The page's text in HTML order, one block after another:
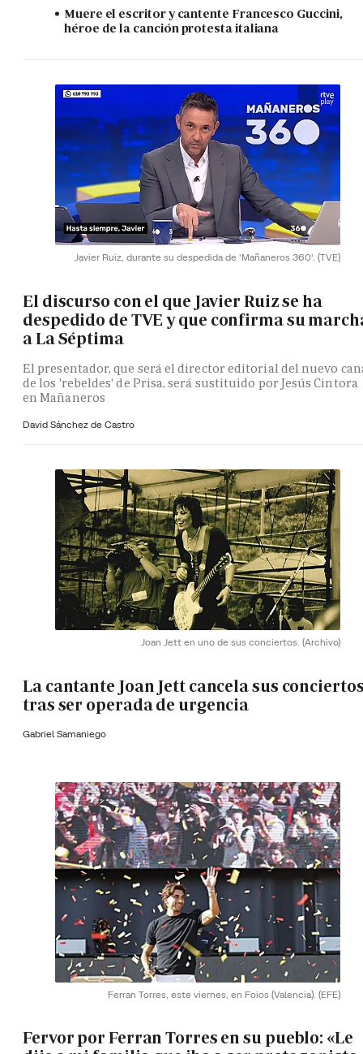
Muere el escritor y cantente Francesco Guccini,
héroe de la canción protesta italiana
Javier Ruiz, durante su despedida de 'Mañaneros 360'. (TVE)
El discurso con el que Javier Ruiz se ha
despedido de TVE y que confirma su
a La Séptima
El presentador, que será el director editorial del nuevo
de los 'rebeldes' de Prisa, será sustituido por Jesús Cintora
en Mañaneros
David Sánchez de Castro
Joan Jett en uno de sus conciertos. (Archivo)
La cantante Joan Jett cancela sus
tras ser operada de urgencia
Gabriel Samaniego
Ferran Torres, este viernes, en Foios (Valencia). (EFE)
Fervor por Ferran Torres en su pueblo: «Le